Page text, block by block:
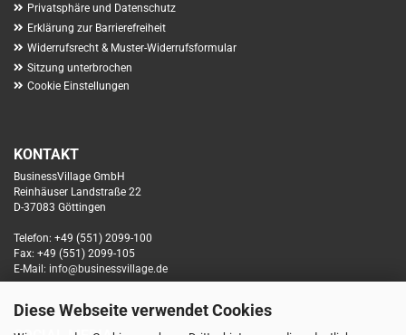
Diese Webseite verwendet Cookies
Privatsphäre und Datenschutz
Erklärung zur Barrierefreiheit
Widerrufsrecht & Muster-Widerrufsformular
Sitzung unterbrochen
Cookie Einstellungen
KONTAKT
BusinessVillage GmbH
Reinhäuser Landstraße 22
D-37083 Göttingen
Telefon: +49 (551) 2099-100
Fax: +49 (551) 2099-105
E-Mail: info@businessvillage.de